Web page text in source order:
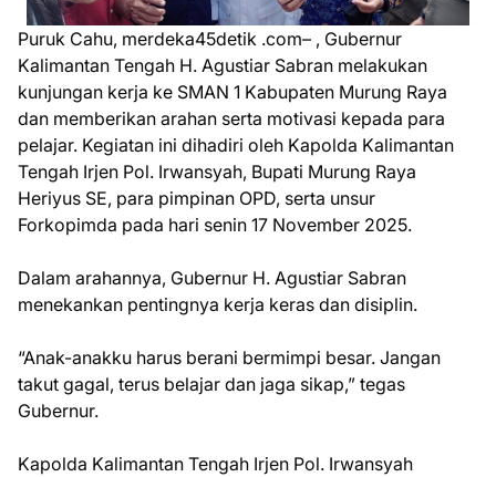
Puruk Cahu, merdeka45detik .com– , Gubernur
Kalimantan Tengah H. Agustiar Sabran melakukan
kunjungan kerja ke SMAN 1 Kabupaten Murung Raya
dan memberikan arahan serta motivasi kepada para
pelajar. Kegiatan ini dihadiri oleh Kapolda Kalimantan
Tengah Irjen Pol. Irwansyah, Bupati Murung Raya
Heriyus SE, para pimpinan OPD, serta unsur
Forkopimda pada hari senin 17 November 2025.
Dalam arahannya, Gubernur H. Agustiar Sabran
menekankan pentingnya kerja keras dan disiplin.
“Anak-anakku harus berani bermimpi besar. Jangan
takut gagal, terus belajar dan jaga sikap,” tegas
Gubernur.
Kapolda Kalimantan Tengah Irjen Pol. Irwansyah